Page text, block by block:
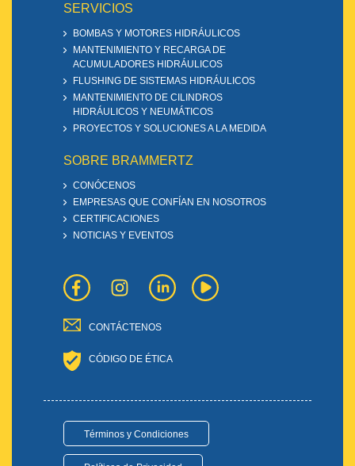
SERVICIOS
BOMBAS Y MOTORES HIDRÁULICOS
MANTENIMIENTO Y RECARGA DE
ACUMULADORES HIDRÁULICOS
FLUSHING DE SISTEMAS HIDRÁULICOS
MANTENIMIENTO DE CILINDROS
HIDRÁULICOS Y NEUMÁTICOS
PROYECTOS Y SOLUCIONES A LA MEDIDA
SOBRE BRAMMERTZ
CONÓCENOS
EMPRESAS QUE CONFÍAN EN NOSOTROS
CERTIFICACIONES
NOTICIAS Y EVENTOS
CONTÁCTENOS
CÓDIGO DE ÉTICA
Términos y Condiciones